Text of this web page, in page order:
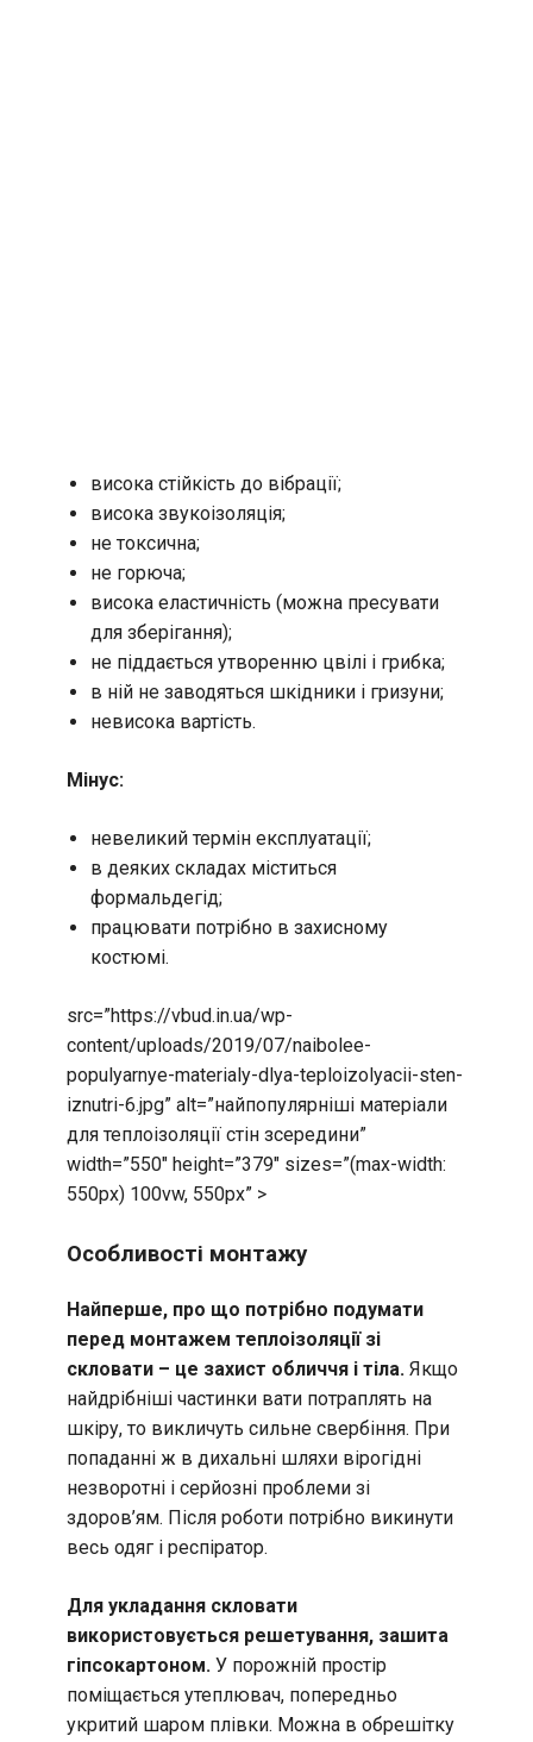
висока стійкість до вібрації;
висока звукоізоляція;
не токсична;
не горюча;
висока еластичність (можна пресувати
для зберігання);
не піддається утворенню цвілі і грибка;
в ній не заводяться шкідники і гризуни;
невисока вартість.
Мінус:
невеликий термін експлуатації;
в деяких складах міститься
формальдегід;
працювати потрібно в захисному
костюмі.
src=”https://vbud.in.ua/wp-
content/uploads/2019/07/naibolee-
populyarnye-materialy-dlya-teploizolyacii-sten-
iznutri-6.jpg” alt=”найпопулярніші матеріали
для теплоізоляції стін зсередини”
width=”550″ height=”379″ sizes=”(max-width:
550px) 100vw, 550px” >
Особливості монтажу
Найперше, про що потрібно подумати
перед монтажем теплоізоляції зі
скловати – це захист обличчя і тіла. Якщо
найдрібніші частинки вати потраплять на
шкіру, то викличуть сильне свербіння. При
попаданні ж в дихальні шляхи вірогідні
незворотні і серйозні проблеми зі
здоров’ям. Після роботи потрібно викинути
весь одяг і респіратор.
Для укладання скловати
використовується решетування, зашита
гіпсокартоном. У порожній простір
поміщається утеплювач, попередньо
укритий шаром плівки. Можна в обрешітку